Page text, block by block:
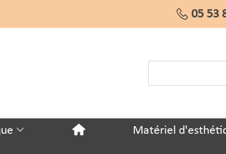
05 53
Matériel